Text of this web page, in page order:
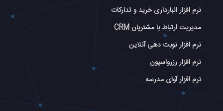
نرم افزار انبارداری خرید و تدارکات
مدیریت ارتباط با مشتریان CRM
نرم افزار نوبت دهی آنلاین
نرم افزار رزرواسیون
نرم افزار آوای مدرسه